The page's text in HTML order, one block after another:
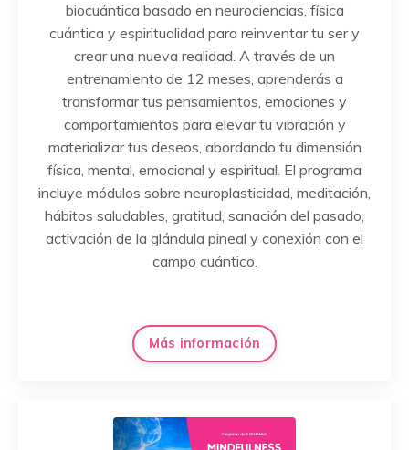
biocuántica basado en neurociencias, física
cuántica y espiritualidad para reinventar tu ser y
crear una nueva realidad. A través de un
entrenamiento de 12 meses, aprenderás a
transformar tus pensamientos, emociones y
comportamientos para elevar tu vibración y
materializar tus deseos, abordando tu dimensión
física, mental, emocional y espiritual. El programa
incluye módulos sobre neuroplasticidad, meditación,
hábitos saludables, gratitud, sanación del pasado,
activación de la glándula pineal y conexión con el
campo cuántico.
Más información